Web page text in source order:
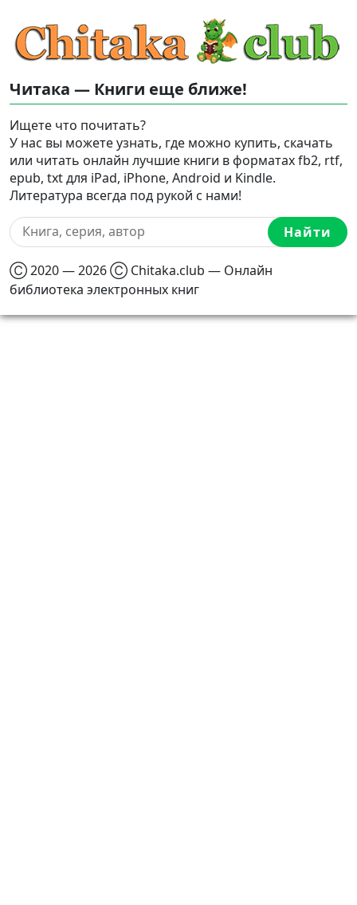
Читака — Книги еще ближе!
Ищете что почитать?
У нас вы можете узнать, где можно купить, скачать
или читать онлайн лучшие книги в форматах fb2, rtf,
epub, txt для iPad, iPhone, Android и Kindle.
Литература всегда под рукой с нами!
Найти
Ⓒ 2020 — 2026 Ⓒ Chitaka.club — Онлайн
библиотека электронных книг